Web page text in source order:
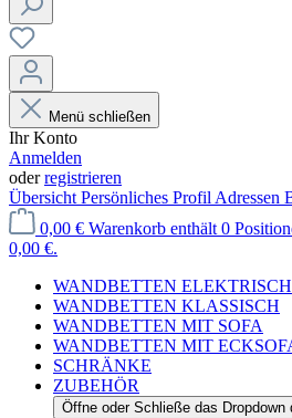
Menü schließen
Ihr Konto
Anmelden
oderregistrieren
Übersicht Persönliches Profil Adressen
0,00 € Warenkorb enthält 0
0,00 €.
WANDBETTEN ELEKTRISCH
WANDBETTEN KLASSISCH
WANDBETTEN MIT SOFA
WANDBETTEN MIT
SCHRÄNKE
ZUBEHÖR
Öffne oder Schließe das Dropdown